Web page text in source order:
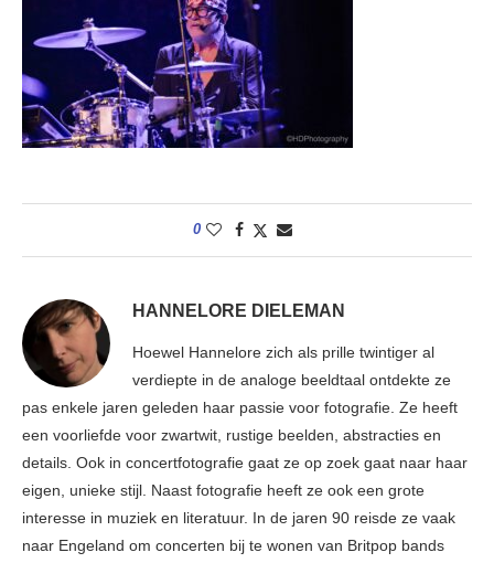
0
HANNELORE DIELEMAN
Hoewel Hannelore zich als prille twintiger al
verdiepte in de analoge beeldtaal ontdekte ze
pas enkele jaren geleden haar passie voor fotografie. Ze heeft
een voorliefde voor zwartwit, rustige beelden, abstracties en
details. Ook in concertfotografie gaat ze op zoek gaat naar haar
eigen, unieke stijl. Naast fotografie heeft ze ook een grote
interesse in muziek en literatuur. In de jaren 90 reisde ze vaak
naar Engeland om concerten bij te wonen van Britpop bands